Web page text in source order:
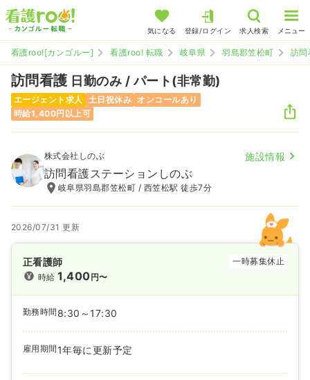
気になる 登録/ログイン 求人検索 メニュー
看護roo![カンゴルー] 看護roo! 転職 岐阜県 羽島郡笠松町 訪問
訪問看護 日勤のみ / パート(非常勤)
エージェント求人 土日祝休み オンコールあり
時給1,400円以上可
株式会社しのぶ 施設情報
訪問看護ステーションしのぶ
岐阜県羽島郡笠松町 / 西笠松駅 徒歩7分
2026/07/31 更新
正看護師
一時募集休止
時給1,400円〜
勤務時間 8:30～17:30
雇用期間 1年毎に更新予定